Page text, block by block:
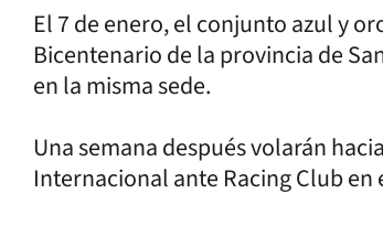
El 7 de enero, el conjunto azul y
Bicentenario de la provincia de
en la misma sede.
Una semana después volarán
Internacional ante Racing Club en